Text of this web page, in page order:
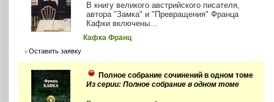
В книгу великого австрийского писателя,
автора "Замка" и "Превращения" Франца
Кафки включены...
Кафка Франц
Оставить заявку
Полное собрание сочинений в одном томе
Из серии: Полное собрание в одном томе